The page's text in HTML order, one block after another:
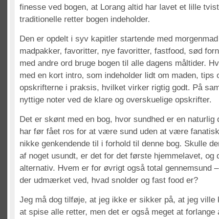
finesse ved bogen, at Lorang altid har lavet et lille
traditionelle retter bogen indeholder.
Den er opdelt i syv kapitler startende med
madpakker, favoritter, nye favoritter, fastfood, sød
med andre ord bruge bogen til alle dagens måltider.
med en kort intro, som indeholder lidt om maden, tips
opskrifterne i praksis, hvilket virker rigtig godt. På
nyttige noter ved de klare og overskuelige opskrifter.
Det er skønt med en bog, hvor sundhed er en naturlig
har før fået ros for at være sund uden at være
nikke genkendende til i forhold til denne bog. Skulle
af noget usundt, er det for det første hjemmelavet,
alternativ. Hvem er for øvrigt også total gennemsund
der udmærket ved, hvad snolder og fast food er?
Jeg må dog tilføje, at jeg ikke er sikker på, at jeg ville
at spise alle retter, men det er også meget at forlange